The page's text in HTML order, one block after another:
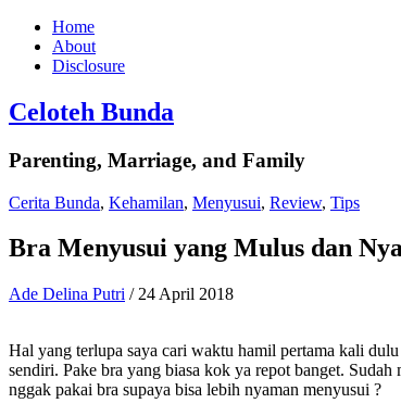
Home
About
Disclosure
Celoteh Bunda
Parenting, Marriage, and Family
Cerita Bunda, Kehamilan, Menyusui, Review, Tips
Bra Menyusui yang Mulus dan
Ade Delina Putri / 24 April 2018
Hal yang terlupa saya cari waktu hamil pertama kali dulu
sendiri. Pake bra yang biasa kok ya repot banget.
nggak pakai bra supaya bisa lebih nyaman menyusui ?